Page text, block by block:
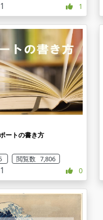
1
ートの書き方
閲覧数 7,806
0